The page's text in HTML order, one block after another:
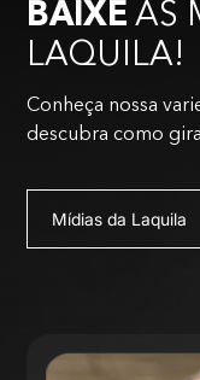
BAIXE AS
LAQUILA!
Conheça nossa
descubra como
Mídias da Laquila